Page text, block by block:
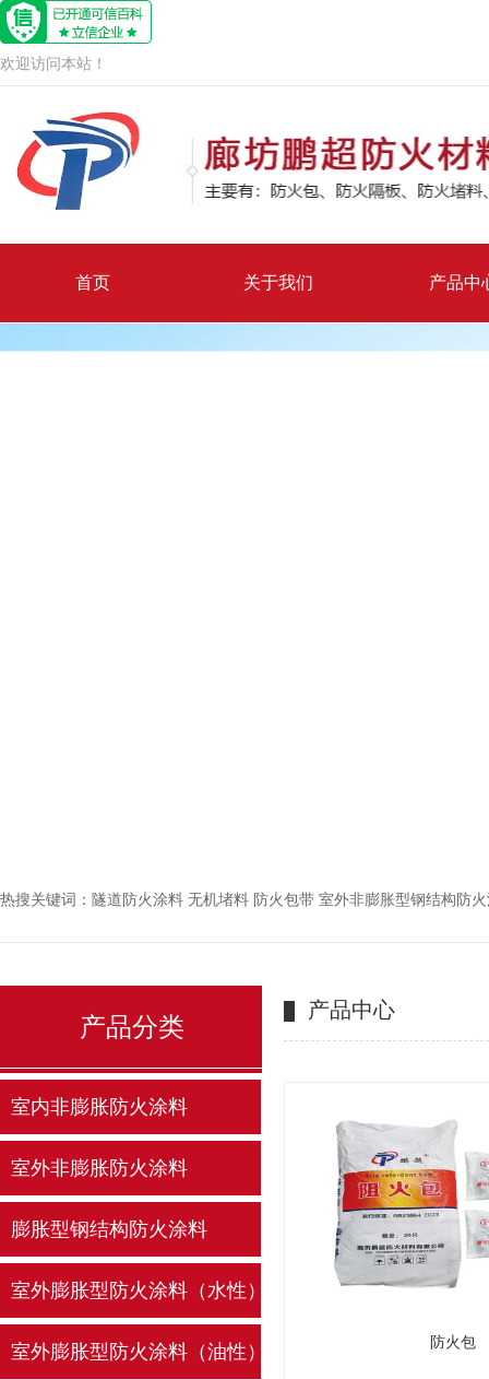
欢迎访问本站！
首页 关于我们 产品中
热搜关键词： 隧道防火涂料 无机堵料 防火包带 室外非膨胀型钢结构防
产品中心
产品分类
室内非膨胀防火涂料
室外非膨胀防火涂料
膨胀型钢结构防火涂料
室外膨胀型防火涂料（水性）
室外膨胀型防火涂料（油性） 防火包